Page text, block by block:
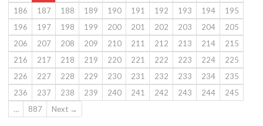
186
187 188 189 190 191 192 193 194
195
196
197 198 199 200 201 202 203 204
205
206
207 208 209 210 211 212 213 214
215
216
217 218 219 220 221 222 223 224
225
226
227 228 229 230 231 232 233 234
235
236
237 238 239 240 241 242 243 244
245
…
887 Next →